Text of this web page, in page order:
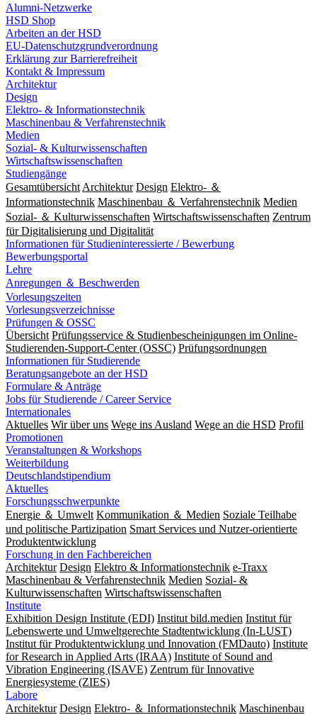
Alumni-Netzwerke
HSD Shop
Arbeiten an der HSD
EU-Datenschutzgrundverordnung
Erklärung zur Barrierefreiheit
Kontakt & Impressum
Architektur
Design
Elektro- & Informationstechnik
Maschinenbau & Verfahrenstechnik
Medien
Sozial- & Kulturwissenschaften
Wirtschaftswissenschaften
Studiengänge
Gesamtübersicht Architektur Design Elektro- ＆
Informationstechnik Maschinenbau ＆ Verfahrenstechnik Medien
Sozial- ＆ Kulturwissenschaften Wirtschaftswissenschaften Zentrum
für Digitalisierung und Digitalität
Informationen für Studieninteressierte / Bewerbung
Bewerbungsportal
Lehre
Anregungen ＆ Beschwerden
Vorlesungszeiten
Vorlesungsverzeichnisse
Prüfungen & OSSC
Übersicht Prüfungsservice & Studienbescheinigungen im Online-
Studierenden-Support-Center (OSSC) Prüfungsordnungen
Informationen für Studierende
Beratungsangebote an der HSD
Formulare & Anträge
Jobs für Studierende / Career Service
Internationales
Aktuelles Wir über uns Wege ins Ausland Wege an die HSD Profil
Promotionen
Veranstaltungen & Workshops
Weiterbildung
Deutschlandstipendium
Aktuelles
Forschungsschwerpunkte
Energie ＆ Umwelt Kommunikation ＆ Medien Soziale Teilhabe
und politische Partizipation Smart Services und Nutzer-orientierte
Produktentwicklung
Forschung in den Fachbereichen
Architektur Design Elektro & Informationstechnik e-Traxx
Maschinenbau & Verfahrenstechnik Medien Sozial- &
Kulturwissenschaften Wirtschaftswissenschaften
Institute
Exhibition Design Institute (EDI) Institut bild.medien Institut für
Lebenswerte und Umweltgerechte Stadtentwicklung (In-LUST)
Institut für Produktentwicklung und Innovation (FMDauto) Institute
for Research in Applied Arts (IRAA) Institute of Sound and
Vibration Engineering (ISAVE) Zentrum für Innovative
Energiesysteme (ZIES)
Labore
Architektur Design Elektro- ＆ Informationstechnik Maschinenbau